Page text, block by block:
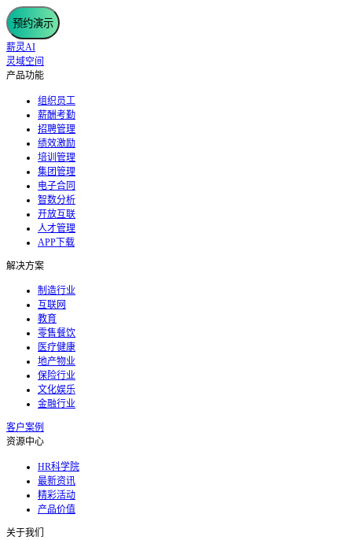
预约演示
薪灵AI
灵域空间
产品功能
组织员工
薪酬考勤
招聘管理
绩效激励
培训管理
集团管理
电子合同
智数分析
开放互联
人才管理
APP下载
解决方案
制造行业
互联网
教育
零售餐饮
医疗健康
地产物业
保险行业
文化娱乐
金融行业
客户案例
资源中心
HR科学院
最新资讯
精彩活动
产品价值
关于我们